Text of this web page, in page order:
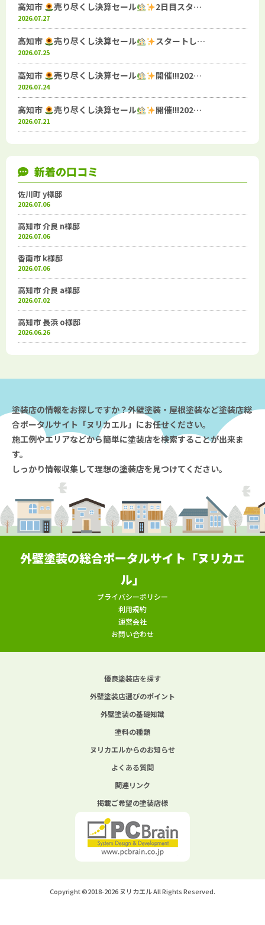
高知市 売り尽くし決算セール 2日目スタ…
2026.07.27
高知市 売り尽くし決算セール スタートし…
2026.07.25
高知市 売り尽くし決算セール 開催!!!202…
2026.07.24
高知市 売り尽くし決算セール 開催!!!202…
2026.07.21
新着の口コミ
佐川町 y様邸
2026.07.06
高知市 介良 n様邸
2026.07.06
香南市 k様邸
2026.07.06
高知市 介良 a様邸
2026.07.02
高知市 長浜 o様邸
2026.06.26
塗装店の情報をお探しですか？外壁塗装・屋根塗装など塗装店総
合ポータルサイト「ヌリカエル」にお任せください。
施工例やエリアなどから簡単に塗装店を検索することが出来ま
す。
しっかり情報収集して理想の塗装店を見つけてください。
外壁塗装の総合ポータルサイト「ヌリカエ
ル」
プライバシーポリシー
利用規約
運営会社
お問い合わせ
優良塗装店を探す
外壁塗装店選びのポイント
外壁塗装の基礎知識
塗料の種類
ヌリカエルからのお知らせ
よくある質問
関連リンク
掲載ご希望の塗装店様
Copyright ©2018-2026 ヌリカエル All Rights Reserved.